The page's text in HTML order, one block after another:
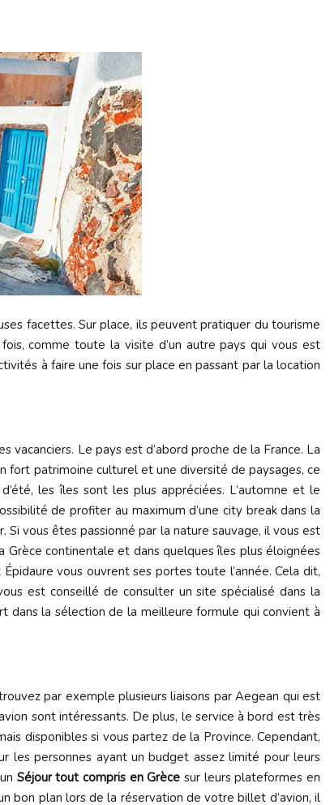
facettes. Sur place, ils peuvent pratiquer du tourisme
comme toute la visite d’un autre pays qui vous est
à faire une fois sur place en passant par la location
Le pays est d’abord proche de la France. La
fort patrimoine culturel et une diversité de paysages, ce
les îles sont les plus appréciées. L’automne et le
de profiter au maximum d’une city break dans la
vous êtes passionné par la nature sauvage, il vous est
Grèce continentale et dans quelques îles plus éloignées
vous ouvrent ses portes toute l’année. Cela dit,
est conseillé de consulter un site spécialisé dans la
dans la sélection de la meilleure formule qui convient à
par exemple plusieurs liaisons par Aegean qui est
sont intéressants. De plus, le service à bord est très
disponibles si vous partez de la Province. Cependant,
les personnes ayant un budget assez limité pour leurs
Séjour tout compris en Grèce sur leurs plateformes en
bon plan lors de la réservation de votre billet d’avion, il